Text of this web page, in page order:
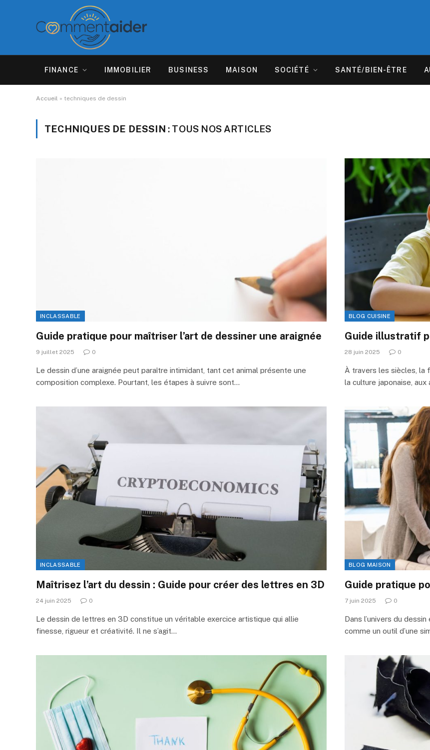
FINANCE IMMOBILIER BUSINESS MAISON SOCIÉTÉ SANTÉ/BIEN-ÊTRE
Accueil » techniques de dessin
TECHNIQUES DE DESSIN : TOUS NOS ARTICLES
INCLASSABLE
Guide pratique pour maîtriser l’art de dessiner une araignée
9 juillet 2025 0
Le dessin d’une araignée peut paraître intimidant, tant cet animal présente une
composition complexe. Pourtant, les étapes à suivre sont…
BLOG CUISINE
Guide illustratif
28 juin 2025 0
À travers les siècles, la
la culture japonaise, aux
INCLASSABLE
Maîtrisez l’art du dessin : Guide pour créer des lettres en 3D
24 juin 2025 0
Le dessin de lettres en 3D constitue un véritable exercice artistique qui allie
finesse, rigueur et créativité. Il ne s’agit…
BLOG MAISON
Guide pratique
7 juin 2025 0
Dans l’univers du
comme un outil d’une